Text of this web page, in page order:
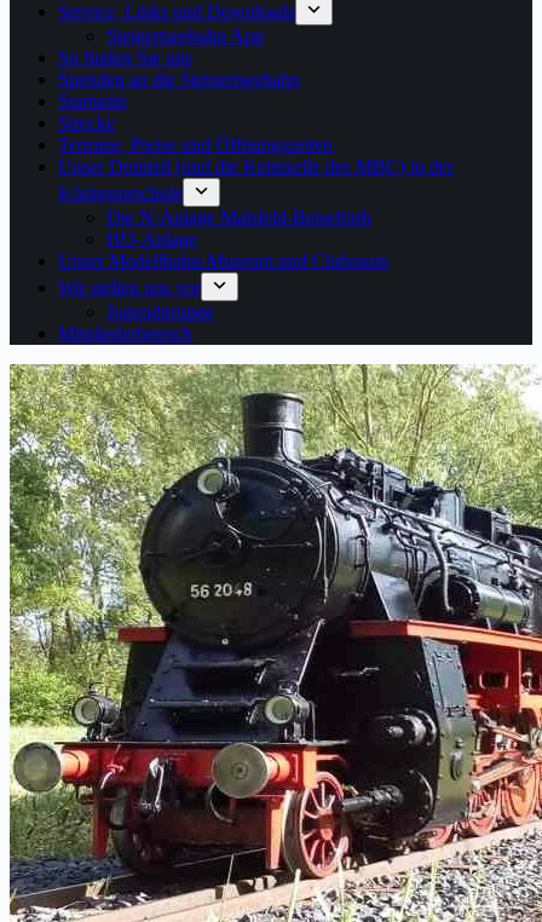
Service, Links und Downloads
Steinertseebahn App
So finden Sie uns
Spenden an die Steinertseebahn
Startseite
Strecke
Termine, Preise und Öffnungszeiten
Unser Domizil (und die Keimzelle des MBC) in der
Königstorschule
Die N-Anlage Malsfeld-Beiseförth
HO-Anlage
Unser Modellbahn-Museum und Clubraum
Wir stellen uns vor
Jugendgruppe
Mitgliederbereich